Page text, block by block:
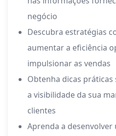
negócio
Descubra estratégias
aumentar a eficiência
impulsionar as vendas
Obtenha dicas
a visibilidade da sua
clientes
Aprenda a